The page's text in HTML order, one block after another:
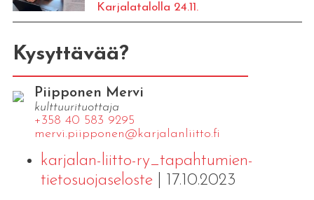
Karjalatalolla 24.11.
Kysyttävää?
Piipponen Mervi
kulttuurituottaja
+358 40 583 9295
mervi.​piipponen@​kar​jala​nlii​tto.​fi
karjalan-liitto-ry_tapahtumien-
tietosuojaseloste| 17.10.2023